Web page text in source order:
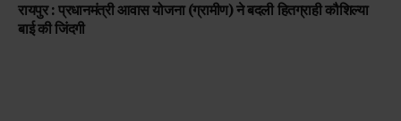
रायपुर : प्रधानमंत्री आवास योजना (ग्रामीण) ने बदली हितग्राही कौशिल्या
बाई की जिंदगी